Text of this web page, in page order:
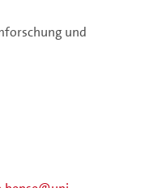
und